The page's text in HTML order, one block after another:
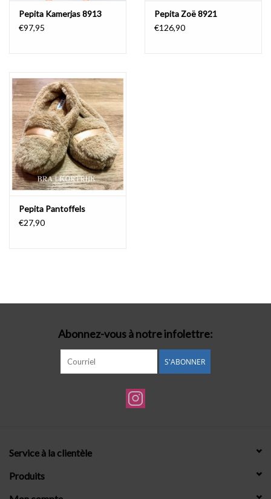
Pepita Kamerjas 8913
€97,95
Pepita Zoë 8921
€126,90
Pepita Pantoffels
€27,90
Abonnez-vous à notre infolettre:
S'ABONNER
Service à la clientèle
Produits